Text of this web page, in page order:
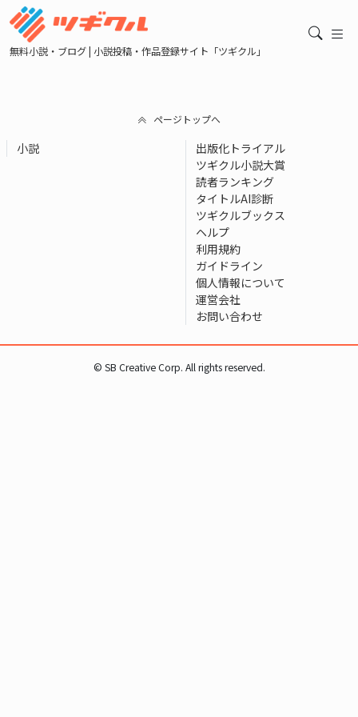
無料小説・ブログ | 小説投稿・作品登録サイト「ツギクル」
ページトップへ
小説
出版化トライアル
ツギクル小説大賞
読者ランキング
タイトルAI診断
ツギクルブックス
ヘルプ
利用規約
ガイドライン
個人情報について
運営会社
お問い合わせ
© SB Creative Corp. All rights reserved.